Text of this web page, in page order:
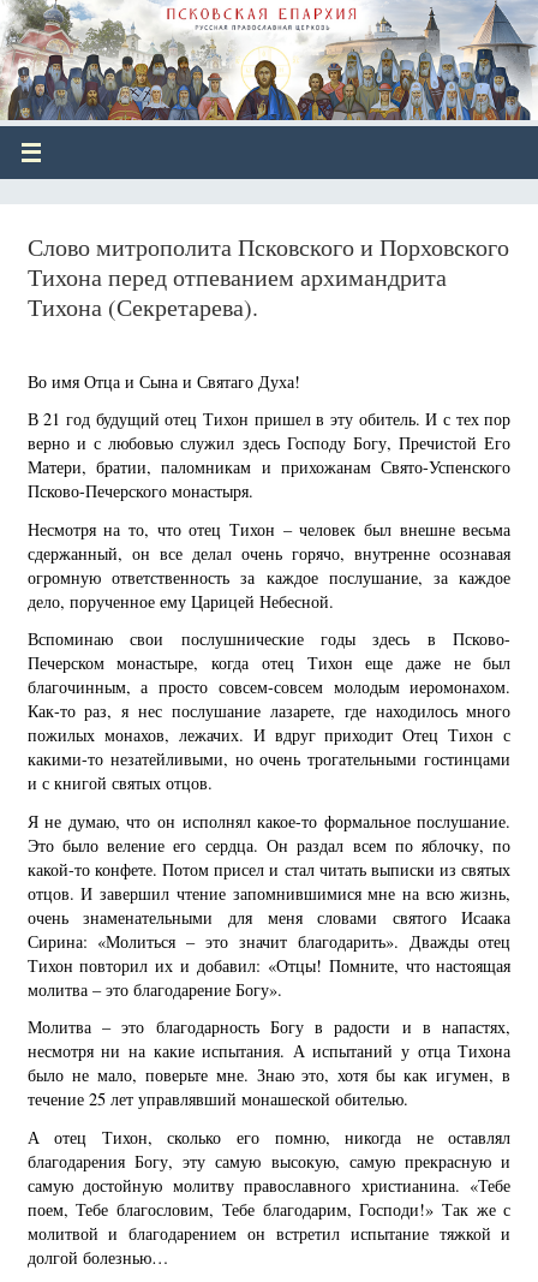
Слово митрополита Псковского и Порховского
Тихона перед отпеванием архимандрита
Тихона (Секретарева).
Во имя Отца и Сына и Святаго Духа!
В 21 год будущий отец Тихон пришел в эту обитель. И с тех пор
верно и с любовью служил здесь Господу Богу, Пречистой Его
Матери, братии, паломникам и прихожанам Свято-Успенского
Псково-Печерского монастыря.
Несмотря на то, что отец Тихон – человек был внешне весьма
сдержанный, он все делал очень горячо, внутренне осознавая
огромную ответственность за каждое послушание, за каждое
дело, порученное ему Царицей Небесной.
Вспоминаю свои послушнические годы здесь в Псково-
Печерском монастыре, когда отец Тихон еще даже не был
благочинным, а просто совсем-совсем молодым иеромонахом.
Как-то раз, я нес послушание лазарете, где находилось много
пожилых монахов, лежачих. И вдруг приходит Отец Тихон с
какими-то незатейливыми, но очень трогательными гостинцами
и с книгой святых отцов.
Я не думаю, что он исполнял какое-то формальное послушание.
Это было веление его сердца. Он раздал всем по яблочку, по
какой-то конфете. Потом присел и стал читать выписки из святых
отцов. И завершил чтение запомнившимися мне на всю жизнь,
очень знаменательными для меня словами святого Исаака
Сирина: «Молиться – это значит благодарить». Дважды отец
Тихон повторил их и добавил: «Отцы! Помните, что настоящая
молитва – это благодарение Богу».
Молитва – это благодарность Богу в радости и в напастях,
несмотря ни на какие испытания. А испытаний у отца Тихона
было не мало, поверьте мне. Знаю это, хотя бы как игумен, в
течение 25 лет управлявший монашеской обителью.
А отец Тихон, сколько его помню, никогда не оставлял
благодарения Богу, эту самую высокую, самую прекрасную и
самую достойную молитву православного христианина. «Тебе
поем, Тебе благословим, Тебе благодарим, Господи!» Так же с
молитвой и благодарением он встретил испытание тяжкой и
долгой болезнью…